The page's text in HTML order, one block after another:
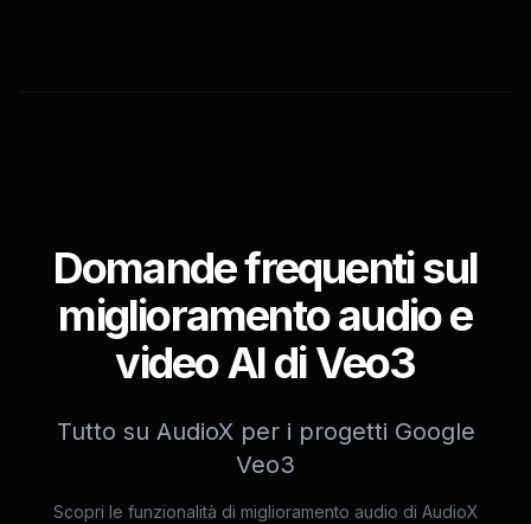
Domande frequenti sul
miglioramento audio e
video AI di Veo3
Tutto su AudioX per i progetti Google
Veo3
Scopri le funzionalità di miglioramento audio di AudioX